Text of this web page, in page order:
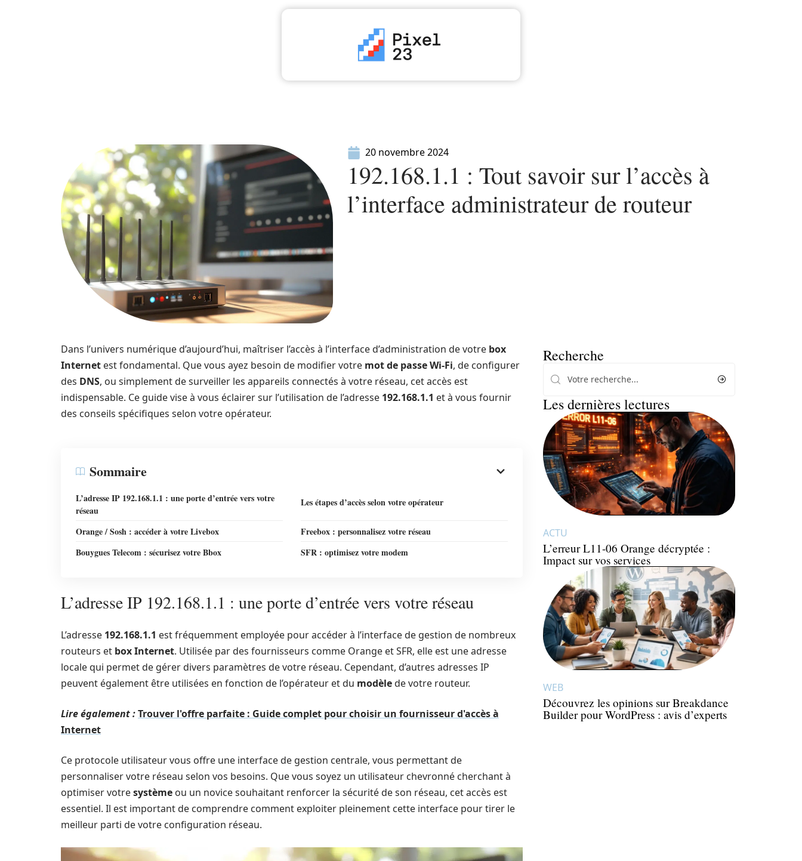
20 novembre 2024
192.168.1.1 : Tout savoir sur l’accès à
l’interface administrateur de routeur
Dans l’univers numérique d’aujourd’hui, maîtriser l’accès à l’interface d’administration de votre box
Internet est fondamental. Que vous ayez besoin de modifier votre mot de passe Wi-Fi, de configurer
des DNS, ou simplement de surveiller les appareils connectés à votre réseau, cet accès est
indispensable. Ce guide vise à vous éclairer sur l’utilisation de l’adresse 192.168.1.1 et à vous fournir
des conseils spécifiques selon votre opérateur.
Sommaire
L’adresse IP 192.168.1.1 : une porte d’entrée vers votre
réseau
Les étapes d’accès selon votre opérateur
Orange / Sosh : accéder à votre Livebox
Freebox : personnalisez votre réseau
Bouygues Telecom : sécurisez votre Bbox
SFR : optimisez votre modem
L’adresse IP 192.168.1.1 : une porte d’entrée vers votre réseau
L’adresse 192.168.1.1 est fréquemment employée pour accéder à l’interface de gestion de nombreux
routeurs et box Internet. Utilisée par des fournisseurs comme Orange et SFR, elle est une adresse
locale qui permet de gérer divers paramètres de votre réseau. Cependant, d’autres adresses IP
peuvent également être utilisées en fonction de l’opérateur et du modèlede votre routeur.
Lire également :Trouver l'offre parfaite : Guide complet pour choisir un fournisseur d'accès à
Internet
Ce protocole utilisateur vous offre une interface de gestion centrale, vous permettant de
personnaliser votre réseau selon vos besoins. Que vous soyez un utilisateur chevronné cherchant à
optimiser votresystème ou un novice souhaitant renforcer la sécurité de son réseau, cet accès est
essentiel. Il est important de comprendre comment exploiter pleinement cette interface pour tirer le
meilleur parti de votre configuration réseau.
Recherche
Les dernières lectures
ACTU
L’erreur L11-06 Orange décryptée :
Impact sur vos services
WEB
Découvrez les opinions sur Breakdance
Builder pour WordPress : avis d’experts